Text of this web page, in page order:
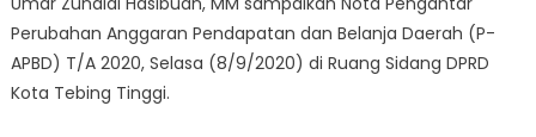
Perubahan Anggaran Pendapatan dan Belanja Daerah (P-
APBD) T/A 2020, Selasa (8/9/2020) di Ruang Sidang DPRD
Kota Tebing Tinggi.